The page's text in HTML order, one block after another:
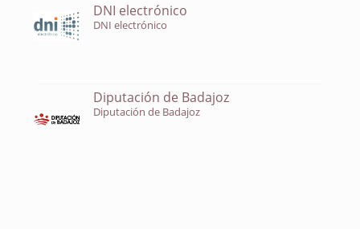
DNI electrónico
DNI electrónico
Diputación de Badajoz
Diputación de Badajoz